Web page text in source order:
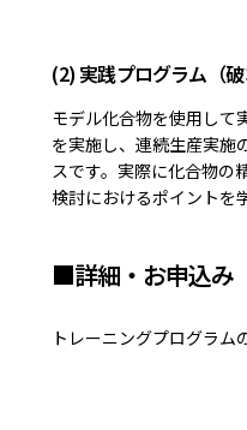
(2) 実践プログラム（
モデル化合物を使用して
を実施し、連続生産実施
スです。実際に化合物の
検討におけるポイントを
■詳細・お申込み
トレーニングプログラム